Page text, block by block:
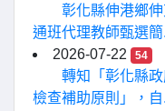
彰化縣伸港鄉
通班代理教師甄選簡
2026-07-22
54
轉知「彰化縣
檢查補助原則」，自